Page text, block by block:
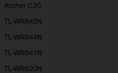
Archer C20
TL-WR845N
TL-WR844N
TL-WR841N
TL-WR820N